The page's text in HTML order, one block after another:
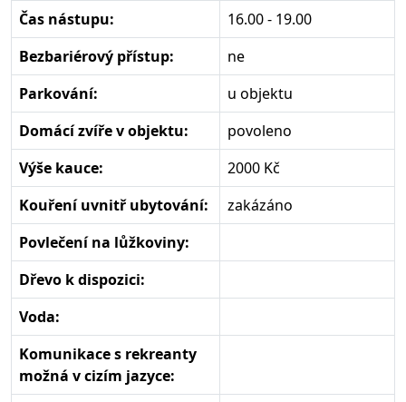
Čas nástupu:
16.00 - 19.00
Bezbariérový přístup:
ne
Parkování:
u objektu
Domácí zvíře v objektu:
povoleno
Výše kauce:
2000 Kč
Kouření uvnitř ubytování:
zakázáno
Povlečení na lůžkoviny:
Dřevo k dispozici:
Voda:
Komunikace s rekreanty
možná v cizím jazyce: